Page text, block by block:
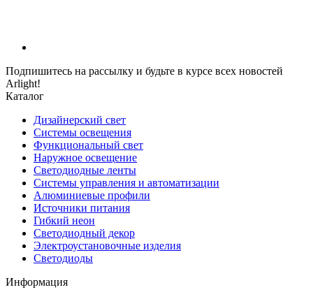
Подпишитесь на рассылку и будьте в курсе всех новостей
Arlight!
Каталог
Дизайнерский свет
Системы освещения
Функциональный свет
Наружное освещение
Светодиодные ленты
Системы управления и автоматизации
Алюминиевые профили
Источники питания
Гибкий неон
Светодиодный декор
Электроустановочные изделия
Светодиоды
Информация